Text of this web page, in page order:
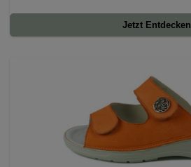
Jetzt Entdecken